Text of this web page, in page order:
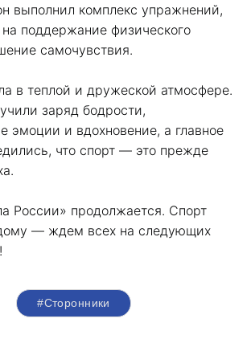
выполнил комплекс упражнений,
поддержание физического
самочувствия.
в теплой и дружеской атмосфере.
заряд бодрости,
эмоции и вдохновение, а главное
что спорт — это прежде
России» продолжается. Спорт
— ждем всех на следующих
#Сторонники